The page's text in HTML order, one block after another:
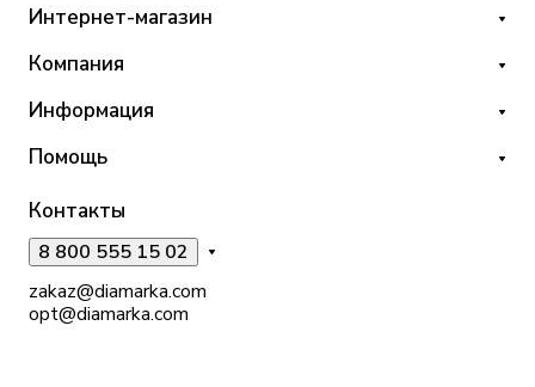
Интернет-магазин
Компания
Информация
Помощь
Контакты
8 800 555 15 02
zakaz@diamarka.com
opt@diamarka.com